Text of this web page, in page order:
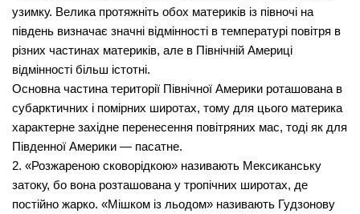
узимку. Велика протяжніть обох материків із півночі на
південь визначає значні відмінності в температурі повітря в
різних частинах материків, але в Північній Америці
відмінності більш істотні.
Основна частина території Північної Америки роташована в
суб­арктичних і помірних широтах, тому для цього материка
ха­рактерне західне перенесення повітряних мас, тоді як для
Пів­денної Америки — пасатне.
2. «Розжареною сковорідкою» називають Мексиканську
затоку, бо вона розташована у тропічних широтах, де
постійно жарко. «Мішком із льодом» називають Гудзонову